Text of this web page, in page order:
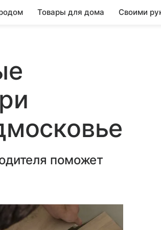
Товары для дома Своими
поможет